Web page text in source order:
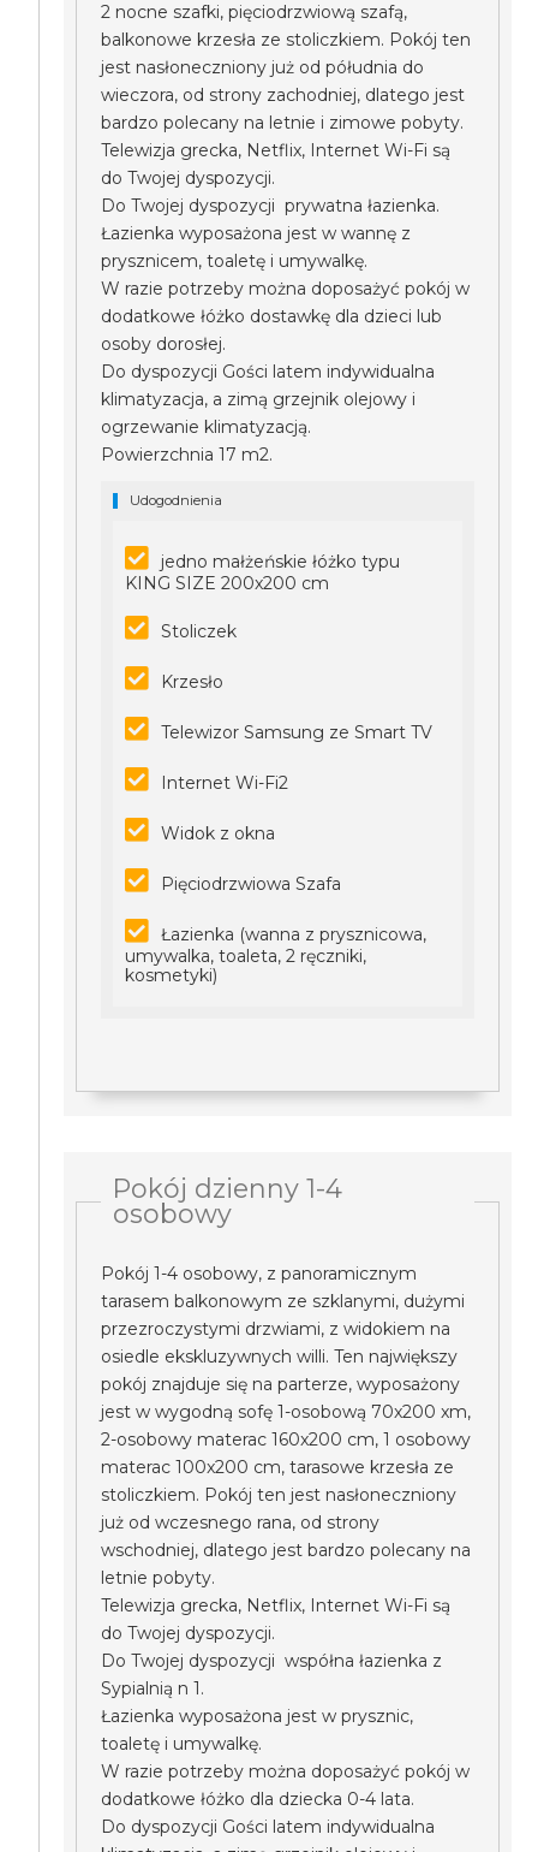
2 nocne szafki, pięciodrzwiową szafą,
balkonowe krzesła ze stoliczkiem. Pokój ten
jest nasłoneczniony już od półudnia do
wieczora, od strony zachodniej, dlatego jest
bardzo polecany na letnie i zimowe pobyty.
Telewizja grecka, Netflix, Internet Wi-Fi są
do Twojej dyspozycji.
Do Twojej dyspozycji prywatna łazienka.
Łazienka wyposażona jest w wannę z
prysznicem, toaletę i umywalkę.
W razie potrzeby można doposażyć pokój w
dodatkowe łóżko dostawkę dla dzieci lub
osoby dorosłej.
Do dyspozycji Gości latem indywidualna
klimatyzacja, a zimą grzejnik olejowy i
ogrzewanie klimatyzacją.
Powierzchnia 17 m2.
Udogodnienia
jedno małżeńskie łóżko typu
KING SIZE 200x200 cm
Stoliczek
Krzesło
Telewizor Samsung ze Smart TV
Internet Wi-Fi2
Widok z okna
Pięciodrzwiowa Szafa
Łazienka (wanna z prysznicowa,
umywalka, toaleta, 2 ręczniki,
kosmetyki)
Pokój dzienny 1-4
osobowy
Pokój 1-4 osobowy, z panoramicznym
tarasem balkonowym ze szklanymi, dużymi
przezroczystymi drzwiami, z widokiem na
osiedle ekskluzywnych willi. Ten największy
pokój znajduje się na parterze, wyposażony
jest w wygodną sofę 1-osobową 70x200 xm,
2-osobowy materac 160x200 cm, 1 osobowy
materac 100x200 cm, tarasowe krzesła ze
stoliczkiem. Pokój ten jest nasłoneczniony
już od wczesnego rana, od strony
wschodniej, dlatego jest bardzo polecany na
letnie pobyty.
Telewizja grecka, Netflix, Internet Wi-Fi są
do Twojej dyspozycji.
Do Twojej dyspozycji współna łazienka z
Sypialnią n 1.
Łazienka wyposażona jest w prysznic,
toaletę i umywalkę.
W razie potrzeby można doposażyć pokój w
dodatkowe łóżko dla dziecka 0-4 lata.
Do dyspozycji Gości latem indywidualna